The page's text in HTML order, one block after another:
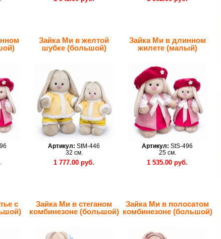
Зайка Ми в желтой
шубке (большой)
Артикул: StM-446
32 см.
1 777.00 руб.
Зайка Ми в длинном
жилете (малый)
Артикул: StS-496
25 см.
1 535.00 руб.
с
Зайка Ми в стеганом
комбинезоне (большой)
Зайка Ми в полосатом
комбинезоне (большой)